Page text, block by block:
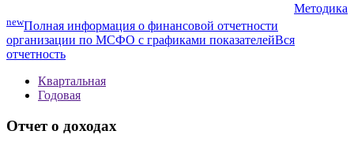
Методика
newПолная информация о финансовой отчетности
организации по МСФО с графиками показателейВся
отчетность
Квартальная
Годовая
Отчет о доходах